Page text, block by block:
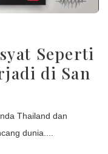
Seperti
di San
Thailand dan
dunia....